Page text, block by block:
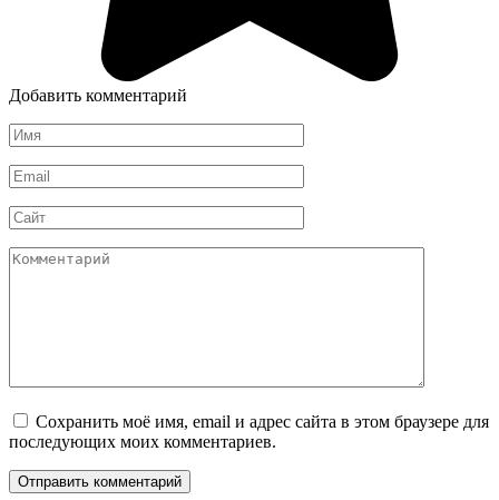
Добавить комментарий
Имя
*
Email
*
Сайт
Комментарий
Сохранить моё имя, email и адрес сайта в этом браузере для
последующих моих комментариев.